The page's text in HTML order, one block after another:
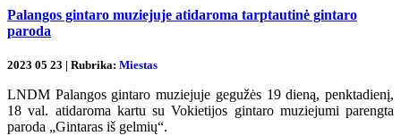
Palangos gintaro muziejuje atidaroma tarptautinė gintaro
paroda
2023 05 23 | Rubrika: Miestas
LNDM Palangos gintaro muziejuje gegužės 19 dieną, penktadienį,
18 val. atidaroma kartu su Vokietijos gintaro muziejumi parengta
paroda „Gintaras iš gelmių“.